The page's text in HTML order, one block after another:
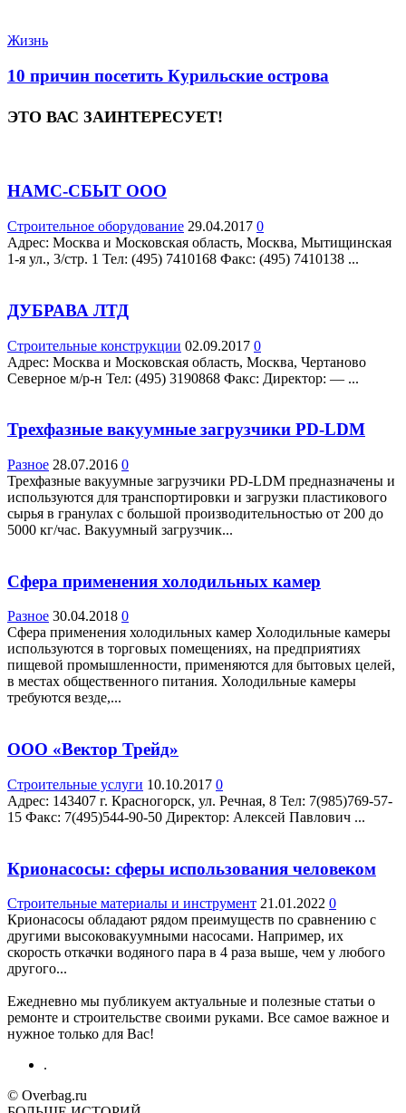
Жизнь
10 причин посетить Курильские острова
ЭТО ВАС ЗАИНТЕРЕСУЕТ!
НАМС-СБЫТ ООО
Строительное оборудование 29.04.2017 0
Адрес: Москва и Московская область, Москва, Мытищинская
1-я ул., 3/стр. 1 Teл: (495) 7410168 Факс: (495) 7410138 ...
ДУБРАВА ЛТД
Строительные конструкции 02.09.2017 0
Адрес: Москва и Московская область, Москва, Чертаново
Северное м/р-н Teл: (495) 3190868 Факс: Директор: — ...
Трехфазные вакуумные загрузчики PD-LDM
Разное 28.07.2016 0
Трехфазные вакуумные загрузчики PD-LDM предназначены и
используются для транспортировки и загрузки пластикового
сырья в гранулах с большой производительностью от 200 до
5000 кг/час. Вакуумный загрузчик...
Сфера применения холодильных камер
Разное 30.04.2018 0
Сфера применения холодильных камер Холодильные камеры
используются в торговых помещениях, на предприятиях
пищевой промышленности, применяются для бытовых целей,
в местах общественного питания. Холодильные камеры
требуются везде,...
ООО «Вектор Трейд»
Строительные услуги 10.10.2017 0
Адрес: 143407 г. Красногорск, ул. Речная, 8 Teл: 7(985)769-57-
15 Факс: 7(495)544-90-50 Директор: Алексей Павлович ...
Крионасосы: сферы использования человеком
Строительные материалы и инструмент 21.01.2022 0
Крионасосы обладают рядом преимуществ по сравнению с
другими высоковакуумными насосами. Например, их
скорость откачки водяного пара в 4 раза выше, чем у любого
другого...
Ежедневно мы публикуем актуальные и полезные статьи о
ремонте и строительстве своими руками. Все самое важное и
нужное только для Вас!
.
© Overbag.ru